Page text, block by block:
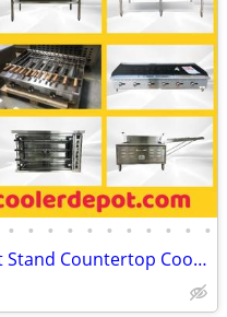
• • • • • • • • • • •
NSF Stainless Steel Equipment Stand Countertop Cooking Equipment